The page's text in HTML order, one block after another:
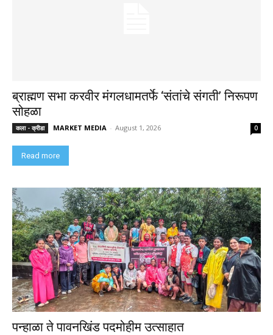
ब्राह्मण सभा करवीर मंगलधामतर्फे ‘संतांचे संगती’ निरूपण
सोहळा
कला - क्रीडा MARKET MEDIA - August 1, 2026 0
Read more
पन्हाळा ते पावनखिंड पदमोहीम उत्साहात